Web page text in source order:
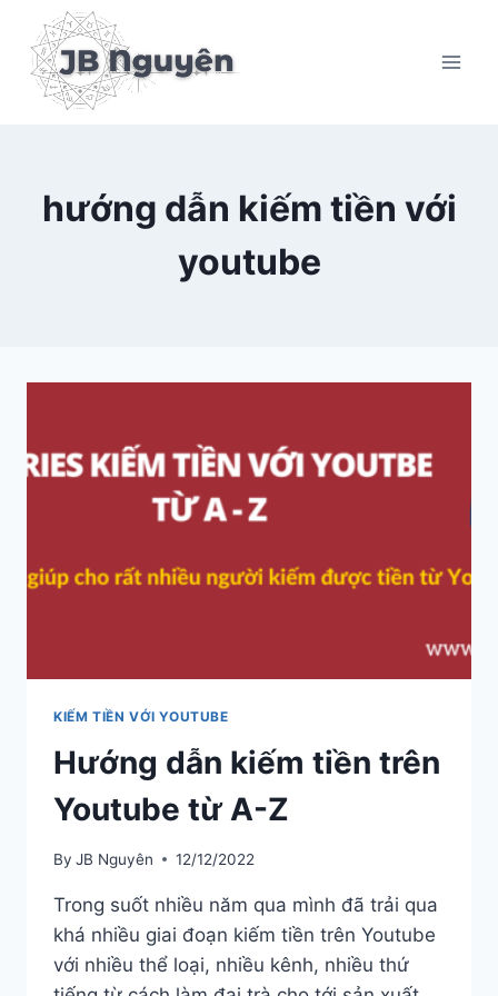
content
hướng dẫn kiếm tiền với
youtube
KIẾM TIỀN VỚI YOUTUBE
Hướng dẫn kiếm tiền trên
Youtube từ A-Z
By JB Nguyên 12/12/2022
Trong suốt nhiều năm qua mình đã trải qua
khá nhiều giai đoạn kiếm tiền trên Youtube
với nhiều thể loại, nhiều kênh, nhiều thứ